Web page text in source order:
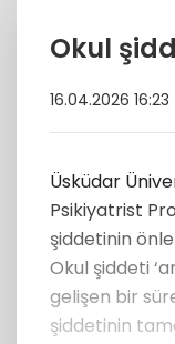
Okul
16.04.2026 16:23
Üsküdar
Psikiyatrist
şiddetinin
Okul şiddeti
gelişen bir süreç Prof. Dr. Nevzat
şiddetinin